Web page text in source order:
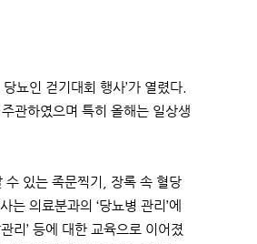
뇨인 걷기대회 행사’가 열렸다.
관하였으며 특히 올해는 일상생
수 있는 족문찍기, 장록 속 혈당
의료분과의 ‘당뇨병 관리’에
리’ 등에 대한 교육으로 이어졌